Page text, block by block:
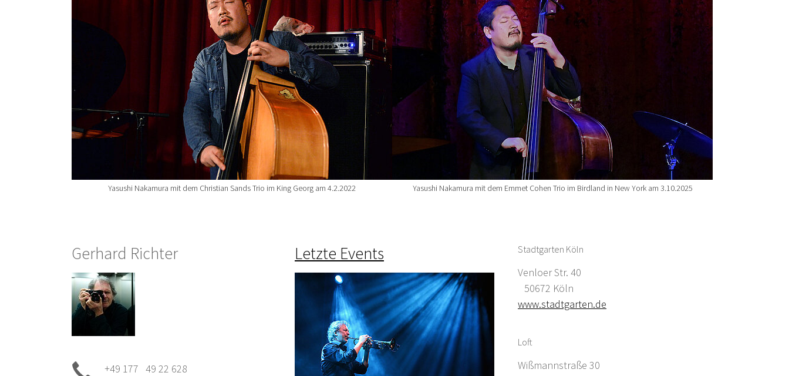
Yasushi Nakamura mit dem Christian Sands Trio im King Georg am 4.2.2022 Yasushi Nakamura mit dem Emmet Cohen Trio im Birdland in New York am 3.10.2025
Gerhard Richter
+49 177 49 22 628
Letzte Events Stadtgarten Köln
Venloer Str. 40
50672 Köln
www.stadtgarten.de
Loft
Wißmannstraße 30